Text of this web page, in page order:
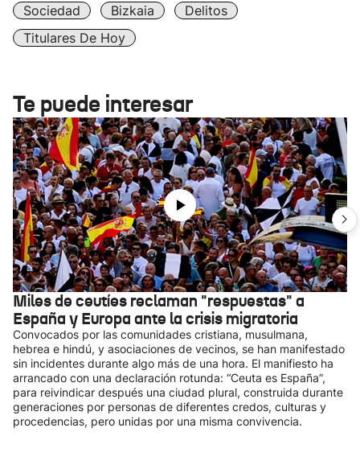
Sociedad Bizkaia
Delitos
Titulares De Hoy
Te puede interesar
Miles de ceutíes reclaman "respuestas" a
España y Europa ante la crisis migratoria
Convocados por las comunidades cristiana, musulmana,
hebrea e hindú, y asociaciones de vecinos, se han manifestado
sin incidentes durante algo más de una hora. El manifiesto ha
arrancado con una declaración rotunda: “Ceuta es España”,
para reivindicar después una ciudad plural, construida durante
generaciones por personas de diferentes credos, culturas y
procedencias, pero unidas por una misma convivencia.